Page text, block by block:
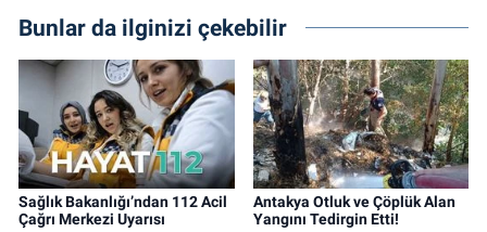
Bunlar da ilginizi çekebilir
Sağlık Bakanlığı’ndan 112 Acil
Çağrı Merkezi Uyarısı
Antakya Otluk ve Çöplük Alan
Yangını Tedirgin Etti!